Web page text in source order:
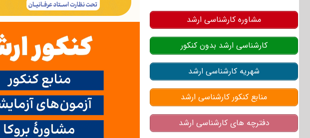
مشاوره کارشناسی ارشد
کارشناسی ارشد بدون کنکور
شهریه کارشناسی ارشد
منابع کنکور کارشناسی ارشد
دفترچه های کارشناسی ارشد